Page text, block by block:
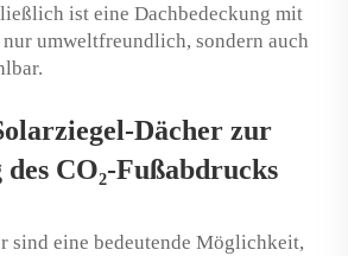
ist eine Dachbedeckung mit
umweltfreundlich, sondern auch
Dächer zur
CO₂-Fußabdrucks
sind eine bedeutende Möglichkeit,